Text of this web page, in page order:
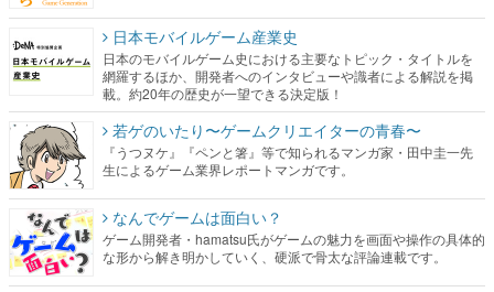
日本モバイルゲーム産業史
日本のモバイルゲーム史における主要なトピック・タイトルを
網羅するほか、開発者へのインタビューや識者による解説を掲
載。約20年の歴史が一望できる決定版！
若ゲのいたり〜ゲームクリエイターの青春〜
『うつヌケ』『ペンと箸』等で知られるマンガ家・田中圭一先
生によるゲーム業界レポートマンガです。
なんでゲームは面白い？
ゲーム開発者・hamatsu氏がゲームの魅力を画面や操作の具体的
な形から解き明かしていく、硬派で骨太な評論連載です。